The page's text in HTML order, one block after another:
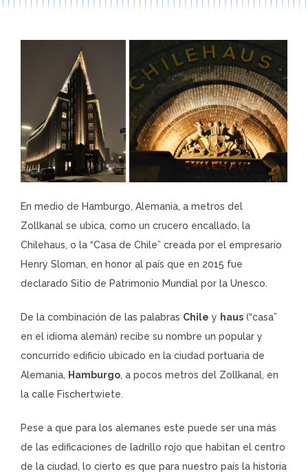
En medio de Hamburgo, Alemania, a metros del
Zollkanal se ubica, como un crucero encallado, la
Chilehaus, o la “Casa de Chile” creada por el empresario
Henry Sloman, en honor al país que en 2015 fue
declarado Sitio de Patrimonio Mundial por la Unesco.
De la combinación de las palabras Chile y haus (“casa”
en el idioma alemán) recibe su nombre un popular y
concurrido edificio ubicado en la ciudad portuaria de
Alemania, Hamburgo, a pocos metros del Zollkanal, en
la calle Fischertwiete.
Pese a que para los alemanes este puede ser una más
de las edificaciones de ladrillo rojo que habitan el centro
de la ciudad, lo cierto es que para nuestro país la historia